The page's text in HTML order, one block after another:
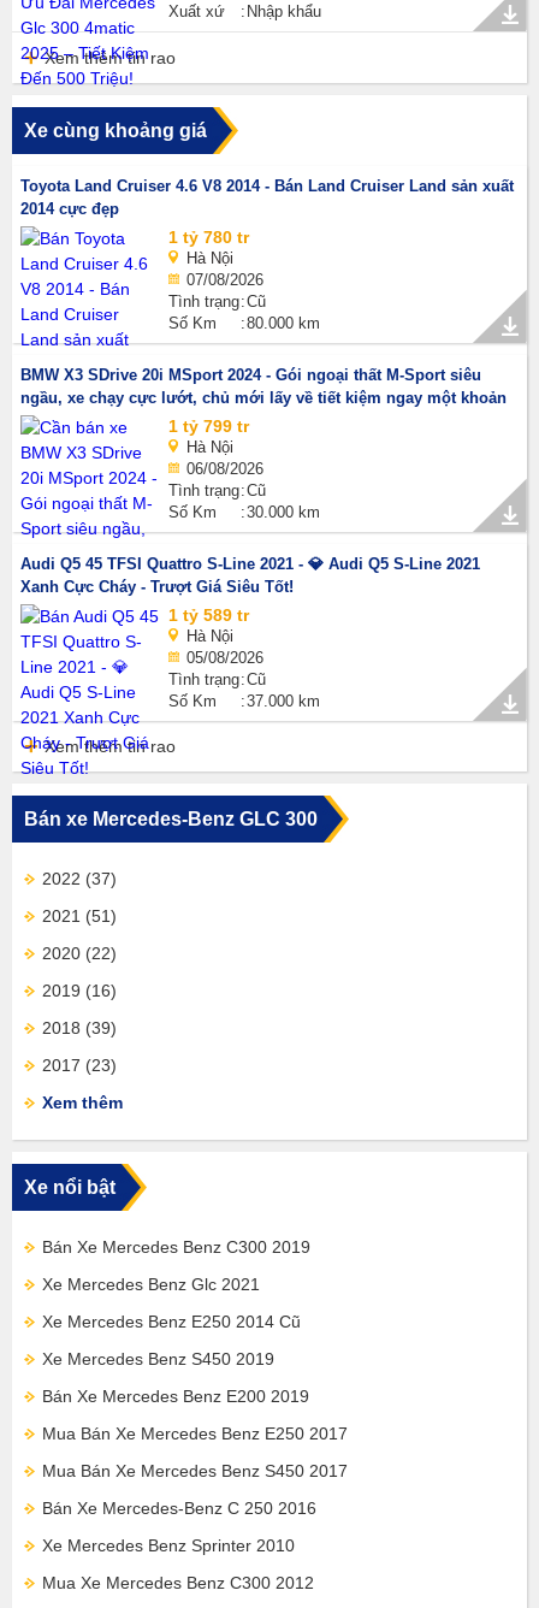
Xuất xứ
Nhập khẩu
Xem thêm tin rao
Xe cùng khoảng giá
Toyota Land Cruiser 4.6 V8 2014 - Bán Land Cruiser Land sản xuất
2014 cực đẹp
1 tỷ 780 tr
Hà Nội
07/08/2026
Tình trạng Cũ
Số Km
80.000 km
BMW X3 SDrive 20i MSport 2024 - Gói ngoại thất M-Sport siêu
ngầu, xe chạy cực lướt, chủ mới lấy về tiết kiệm ngay một khoản
1 tỷ 799 tr
Hà Nội
06/08/2026
Tình trạng Cũ
Số Km
30.000 km
Audi Q5 45 TFSI Quattro S-Line 2021 - 💎 Audi Q5 S-Line 2021
Xanh Cực Cháy - Trượt Giá Siêu Tốt!
1 tỷ 589 tr
Hà Nội
05/08/2026
Tình trạng Cũ
Số Km
37.000 km
Xem thêm tin rao
Bán xe Mercedes-Benz GLC 300
2022 (37)
2021 (51)
2020 (22)
2019 (16)
2018 (39)
2017 (23)
Xem thêm
Xe nổi bật
Bán Xe Mercedes Benz C300 2019
Xe Mercedes Benz Glc 2021
Xe Mercedes Benz E250 2014 Cũ
Xe Mercedes Benz S450 2019
Bán Xe Mercedes Benz E200 2019
Mua Bán Xe Mercedes Benz E250 2017
Mua Bán Xe Mercedes Benz S450 2017
Bán Xe Mercedes-Benz C 250 2016
Xe Mercedes Benz Sprinter 2010
Mua Xe Mercedes Benz C300 2012